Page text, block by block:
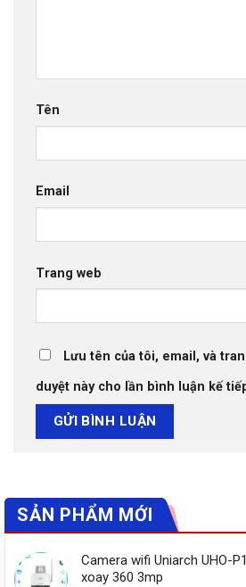
Tên
Email
Trang web
Lưu tên của tôi, email, và
duyệt này cho lần bình luận kế
SẢN PHẨM MỚI
Camera wifi Uniarch UHO-
xoay 360 3mp